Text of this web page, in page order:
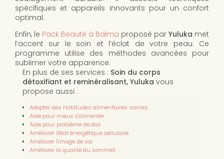
spécifiques et appareils innovants pour un confort
optimal.
Enfin, le Pack Beauté à Balma proposé par Yuluka met
l’accent sur le soin et l’éclat de votre peau. Ce
programme utilise des méthodes avancées pour
sublimer votre apparence.
En plus de ses services : Soin du corps
détoxifiant et reminéralisant, Yuluka vous
propose aussi :
Adopter des habitudes alimentaires saines
Aide pour mieux s'alimenter
Aide pour problème de dos
Améliorer l'état énergétique cellulaire
Améliorer l'image de soi
Améliorer la qualité du sommeil